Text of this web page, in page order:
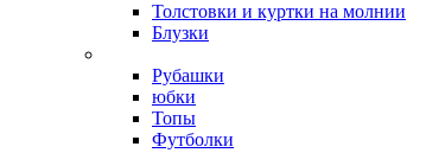
Толстовки и куртки на молнии
Блузки
Рубашки
юбки
Топы
Футболки